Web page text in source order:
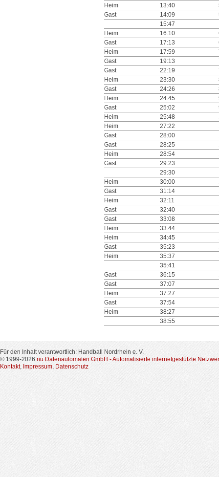
Heim
13:40
Gast
14:09
15:47
Heim
16:10
Gast
17:13
Heim
17:59
Gast
19:13
Gast
22:19
Heim
23:30
Gast
24:26
Heim
24:45
Gast
25:02
Heim
25:48
Heim
27:22
Gast
28:00
Gast
28:25
Heim
28:54
Gast
29:23
29:30
Heim
30:00
Gast
31:14
Heim
32:11
Gast
32:40
Gast
33:08
Heim
33:44
Heim
34:45
Gast
35:23
Heim
35:37
35:41
Gast
36:15
Gast
37:07
Heim
37:27
Gast
37:54
Heim
38:27
38:55
Für den Inhalt verantwortlich: Handball Nordrhein e. V.
© 1999-2026 nu Datenautomaten GmbH - Automatisierte internetgestützte
Kontakt, Impressum, Datenschutz